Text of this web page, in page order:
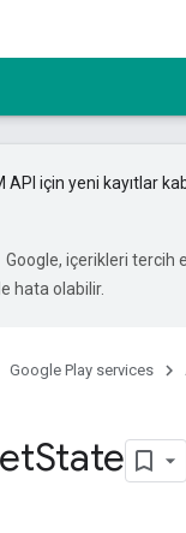
API için yeni kayıtlar
Google, içerikleri tercih
hata olabilir.
Google Play services
State